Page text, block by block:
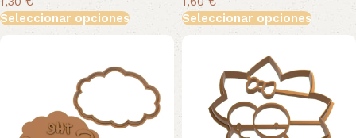
Seleccionar opciones
Seleccionar opciones